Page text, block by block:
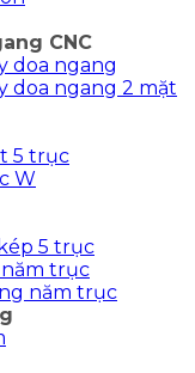
CNC
doa ngang
doa ngang 2 mặt
5 trục
W
5 trục
trục
năm trục